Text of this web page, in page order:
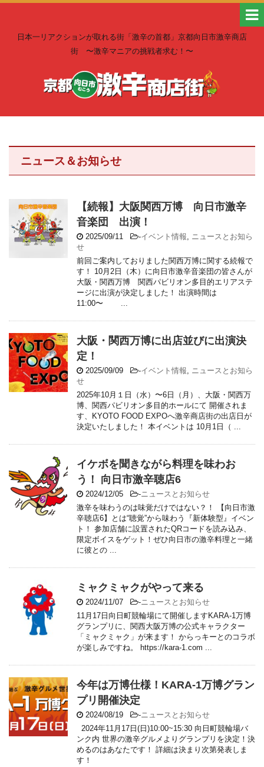
日本一リアクションが取れる街「激辛の首都」京都向日市激辛商店
街 〜激辛マニアの挑戦者求む！〜
ニュース＆お知らせ
【続報】大阪関西万博 向日市激辛
音楽団 出演！
2025/09/11 -イベント情報, ニュースとお知ら
せ
前回ご案内しておりました関西万博に関する続報で
す！ 10月2日（木）に向日市激辛音楽団の皆さんが
大阪・関西万博 関西パビリオン多目的エリアステ
ージに出演が決定しました！ 出演時間は
11:00〜 ...
大阪・関西万博に出店並びに出演決
定！
2025/09/09 -イベント情報, ニュースとお知ら
せ
2025年10月１日（水）〜6日（月）、大阪・関西万
博、関西パビリオン多目的ホールにて 開催されま
す、KYOTO FOOD EXPOへ激辛商店街の出店日が
決定いたしました！ 本イベントは 10月1日（ ...
イケボを聞きながら料理を味わお
う！ 向日市激辛聴店6
2024/12/05 -ニュースとお知らせ
激辛を味わうのは味覚だけではない？！ 【向日市激
辛聴店6】とは“聴覚”から味わう『新体験型』イベン
ト！ 参加店舗に設置されたQRコードを読み込み、
限定ボイスをゲット！ぜひ向日市の激辛料理と一緒
に彼との ...
ミャクミャクがやって来る
2024/11/07 -ニュースとお知らせ
11月17日向日町競輪場にて開催しますKARA-1万博
グランプリに、関西大阪万博の公式キャラクター
「ミャクミャク」が来ます！ からっキーとのコラボ
が楽しみですね。 https://kara-1.com ...
今年は万博仕様！KARA-1万博グラン
プリ開催決定
2024/08/19 -ニュースとお知らせ
2024年11月17日(日)10:00~15:30 向日町競輪場バ
ンク内 世界の激辛グルメよりグランプリを決定！決
めるのはあなたです！ 詳細は決まり次第発表しま
す！